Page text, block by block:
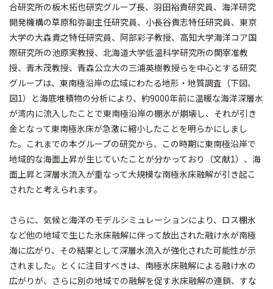
合研究所の板木拓也研究グループ長、羽田裕貴研究員、海洋研究
開発機構の草原和弥副主任研究員、小長谷貴志特任研究員、東京
大学の大森貴之特任研究員、阿部彩子教授、高知大学海洋コア国
際研究所の池原実教授、北海道大学低温科学研究所の関宰准教
授、青木茂教授、青森公立大の三浦英樹教授らを中心とする研究
グループは、東南極沿岸の広域にわたる地形・地質調査（下図、
図1）と海底堆積物の分析により、約9000年前に温暖な海洋深層水
が湾内に流入したことで東南極沿岸の棚氷が崩壊し、それが引き
金となって東南極氷床が急激に縮小したことを明らかにしまし
た。これまでの本グループの研究から、この時期に東南極沿岸で
地域的な海面上昇が生じていたことが分かっており（文献1）、海
面上昇と深層水流入が重なって大規模な南極氷床融解が引き起こ
されたと考えられます。
さらに、気候と海洋のモデルシミュレーションにより、ロス棚氷
など他の地域で生じた氷床融解に伴って放出された融け水が南極
海に広がり、その結果として深層水流入が強化された可能性が示
されました。とくに注目すべきは、南極氷床融解による融け水の
広がりが、さらに別の地域での融解を促す氷床融解の連鎖、すな